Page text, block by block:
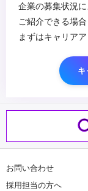
企業の募集状況
ご紹介できる場合
まずはキャリア
キ
お問い合わせ
採用担当の方へ